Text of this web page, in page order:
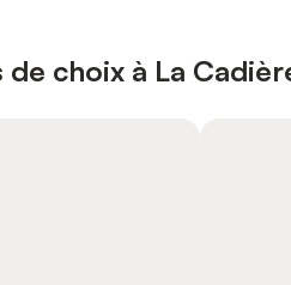
choix à La